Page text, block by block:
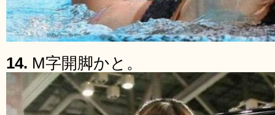
14. M字開脚かと。